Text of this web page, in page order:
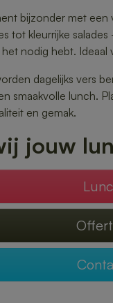
bijzonder met een
tot kleurrijke
nodig hebt.
dagelijks vers
smaakvolle lunch.
en gemak.
jouw